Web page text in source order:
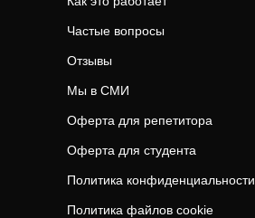
Частые вопросы
Отзывы
Мы в СМИ
Оферта для репетитора
Оферта для студента
Политика конфиденциальности
Политика файлов cookie